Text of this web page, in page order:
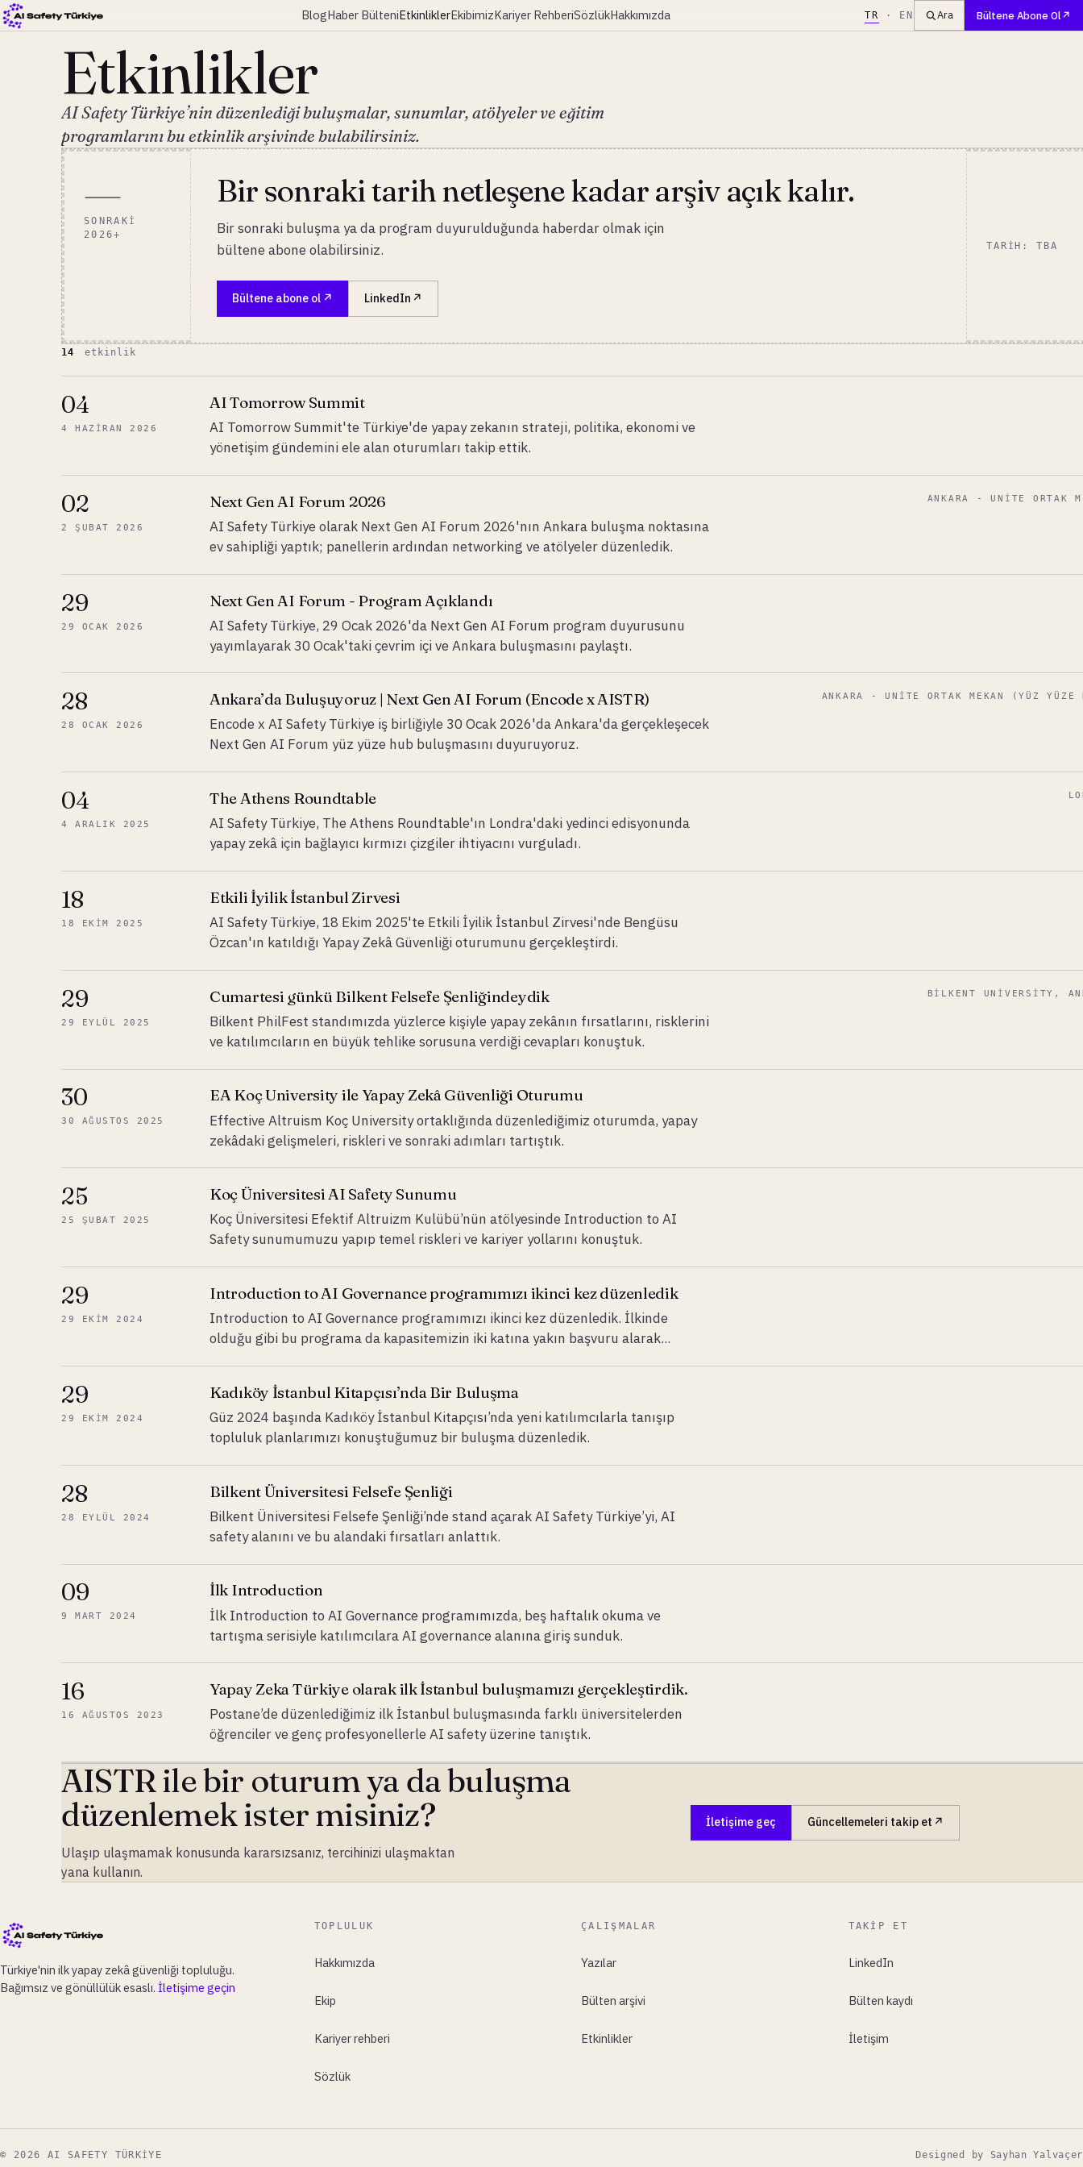
BlogHaber BülteniEtkinliklerEkibimizKariyer RehberiSözlükHakkımızda TR · EN Ara Bültene Abone Ol
Etkinlikler
AI Safety Türkiye’nin düzenlediği buluşmalar, sunumlar, atölyeler ve eğitim
programlarını bu etkinlik arşivinde bulabilirsiniz.
—
SONRAKI
2026+
Bir sonraki tarih netleşene kadar arşiv açık kalır.
Bir sonraki buluşma ya da program duyurulduğunda haberdar olmak için
bültene abone olabilirsiniz.
Bültene abone ol LinkedIn
TARIH: TBA
14 etkinlik
04
4 HAZIRAN 2026
AI Tomorrow Summit
AI Tomorrow Summit'te Türkiye'de yapay zekanın strateji, politika, ekonomi ve
yönetişim gündemini ele alan oturumları takip ettik.
02
2 ŞUBAT 2026
Next Gen AI Forum 2026
AI Safety Türkiye olarak Next Gen AI Forum 2026'nın Ankara buluşma noktasına
ev sahipliği yaptık; panellerin ardından networking ve atölyeler düzenledik.
ANKARA - UNITE ORTAK
29
29 OCAK 2026
Next Gen AI Forum - Program Açıklandı
AI Safety Türkiye, 29 Ocak 2026'da Next Gen AI Forum program duyurusunu
yayımlayarak 30 Ocak'taki çevrim içi ve Ankara buluşmasını paylaştı.
28
28 OCAK 2026
Ankara’da Buluşuyoruz | Next Gen AI Forum (Encode x AISTR)
Encode x AI Safety Türkiye iş birliğiyle 30 Ocak 2026'da Ankara'da gerçekleşecek
Next Gen AI Forum yüz yüze hub buluşmasını duyuruyoruz.
ANKARA - UNITE ORTAK MEKAN (YÜZ YÜZE
04
4 ARALIK 2025
The Athens Roundtable
AI Safety Türkiye, The Athens Roundtable'ın Londra'daki yedinci edisyonunda
yapay zekâ için bağlayıcı kırmızı çizgiler ihtiyacını vurguladı.
18
18 EKIM 2025
Etkili İyilik İstanbul Zirvesi
AI Safety Türkiye, 18 Ekim 2025'te Etkili İyilik İstanbul Zirvesi'nde Bengüsu
Özcan'ın katıldığı Yapay Zekâ Güvenliği oturumunu gerçekleştirdi.
29
29 EYLÜL 2025
Cumartesi günkü Bilkent Felsefe Şenliğindeydik
Bilkent PhilFest standımızda yüzlerce kişiyle yapay zekânın fırsatlarını, risklerini
ve katılımcıların en büyük tehlike sorusuna verdiği cevapları konuştuk.
BILKENT UNIVERSITY,
30
30 AĞUSTOS 2025
EA Koç University ile Yapay Zekâ Güvenliği Oturumu
Effective Altruism Koç University ortaklığında düzenlediğimiz oturumda, yapay
zekâdaki gelişmeleri, riskleri ve sonraki adımları tartıştık.
25
25 ŞUBAT 2025
Koç Üniversitesi AI Safety Sunumu
Koç Üniversitesi Efektif Altruizm Kulübü’nün atölyesinde Introduction to AI
Safety sunumumuzu yapıp temel riskleri ve kariyer yollarını konuştuk.
29
29 EKIM 2024
Introduction to AI Governance programımızı ikinci kez düzenledik
Introduction to AI Governance programımızı ikinci kez düzenledik. İlkinde
olduğu gibi bu programa da kapasitemizin iki katına yakın başvuru alarak...
29
29 EKIM 2024
Kadıköy İstanbul Kitapçısı’nda Bir Buluşma
Güz 2024 başında Kadıköy İstanbul Kitapçısı’nda yeni katılımcılarla tanışıp
topluluk planlarımızı konuştuğumuz bir buluşma düzenledik.
28
28 EYLÜL 2024
Bilkent Üniversitesi Felsefe Şenliği
Bilkent Üniversitesi Felsefe Şenliği’nde stand açarak AI Safety Türkiye’yi, AI
safety alanını ve bu alandaki fırsatları anlattık.
09
9 MART 2024
İlk Introduction
İlk Introduction to AI Governance programımızda, beş haftalık okuma ve
tartışma serisiyle katılımcılara AI governance alanına giriş sunduk.
16
16 AĞUSTOS 2023
Yapay Zeka Türkiye olarak ilk İstanbul buluşmamızı gerçekleştirdik.
Postane’de düzenlediğimiz ilk İstanbul buluşmasında farklı üniversitelerden
öğrenciler ve genç profesyonellerle AI safety üzerine tanıştık.
AISTR ile bir oturum ya da buluşma
düzenlemek ister misiniz?
Ulaşıp ulaşmamak konusunda kararsızsanız, tercihinizi ulaşmaktan
yana kullanın.
İletişime geç Güncellemeleri takip et
Türkiye'nin ilk yapay zekâ güvenliği topluluğu.
Bağımsız ve gönüllülük esaslı. İletişime geçin
TOPLULUK
Hakkımızda
Ekip
Kariyer rehberi
Sözlük
ÇALIŞMALAR
Yazılar
Bülten arşivi
Etkinlikler
TAKIP ET
LinkedIn
Bülten kaydı
İletişim
© 2026 AI SAFETY TÜRKIYE Designed by Sayhan Yalvaçer